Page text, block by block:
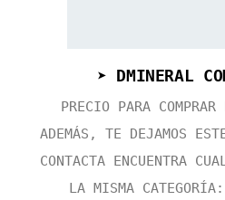
➤ DMINERAL
PRECIO PARA
ADEMÁS, TE DEJAMOS
CONTACTA ENCUENTRA
LA MISMA